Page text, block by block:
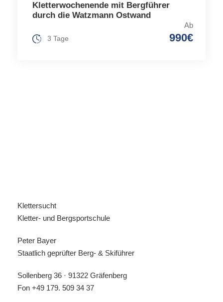
Kletterwochenende mit Bergführer
durch die Watzmann Ostwand
Ab
990€
3 Tage
Klettersucht
Kletter- und Bergsportschule
Peter Bayer
Staatlich geprüfter Berg- & Skiführer
Sollenberg 36 · 91322 Gräfenberg
Fon +49 179. 509 34 37